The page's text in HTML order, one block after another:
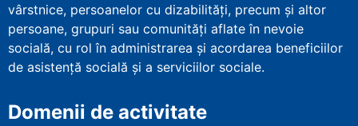
vârstnice, persoanelor cu dizabilităţi, precum şi altor
persoane, grupuri sau comunităţi aflate în nevoie
socială, cu rol în administrarea şi acordarea beneficiilor
de asistenţă socială şi a serviciilor sociale.
Domenii de activitate